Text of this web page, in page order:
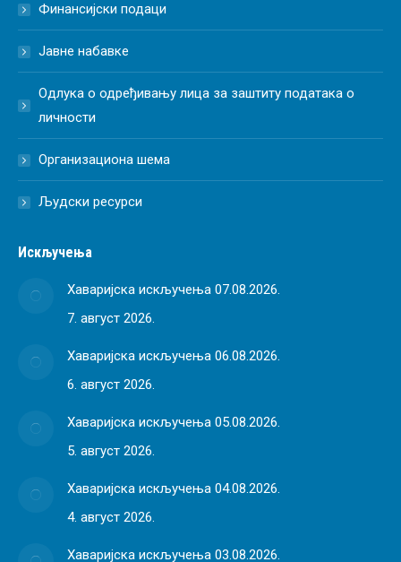
Финансијски подаци
Јавне набавке
Одлука о одређивању лица за заштиту података о
личности
Организациона шема
Људски ресурси
Искључења
Хаваријска искључења 07.08.2026.
7. август 2026.
Хаваријска искључења 06.08.2026.
6. август 2026.
Хаваријска искључења 05.08.2026.
5. август 2026.
Хаваријска искључења 04.08.2026.
4. август 2026.
Хаваријска искључења 03.08.2026.